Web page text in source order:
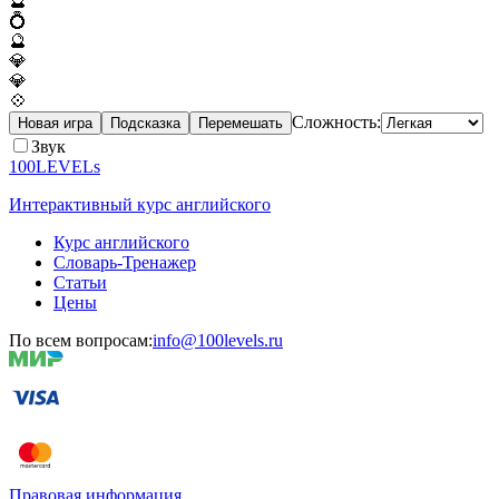
💍
🔮
💎
💎
💠
Новая игра Подсказка Перемешать Сложность:
Звук
100LEVELs
Интерактивный курс английского
Курс английского
Словарь-Тренажер
Статьи
Цены
По всем вопросам:info@100levels.ru
Правовая информация